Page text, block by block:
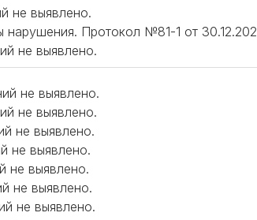
не выявлено.
нарушения. Протокол №81-1 от
не выявлено.
не выявлено.
не выявлено.
не выявлено.
не выявлено.
не выявлено.
не выявлено.
не выявлено.